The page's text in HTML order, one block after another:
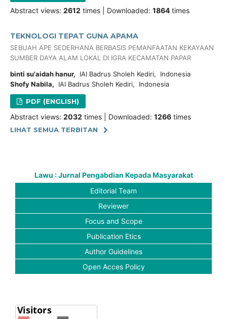
Abstract views: 2612 times | Downloaded: 1864 times
TEKNOLOGI TEPAT GUNA APAMA
SEBUAH APE SEDERHANA BERBASIS PEMANFAATAN KEKAYAAN
SUMBER DAYA ALAM LOKAL DI IGRA KECAMATAN PAPAR
binti su'aidah hanur, IAI Badrus Sholeh Kediri, Indonesia
Shofy Nabila, IAI Badrus Sholeh Kediri, Indonesia
PDF (ENGLISH)
Abstract views: 2032 times | Downloaded: 1266 times
LIHAT SEMUA TERBITAN
Lawu : Jurnal Pengabdian Kepada Masyarakat
Editorial Team
Reviewer
Focus and Scope
Publication Etics
Author Guidelines
Open Acces Policy